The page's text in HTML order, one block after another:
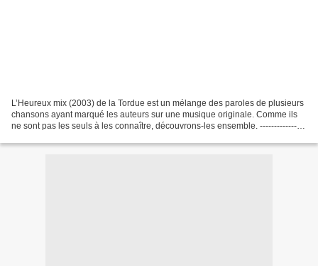
L’Heureux mix (2003) de la Tordue est un mélange des paroles de plusieurs
chansons ayant marqué les auteurs sur une musique originale. Comme ils
ne sont pas les seuls à les connaître, découvrons-les ensemble. ---------------